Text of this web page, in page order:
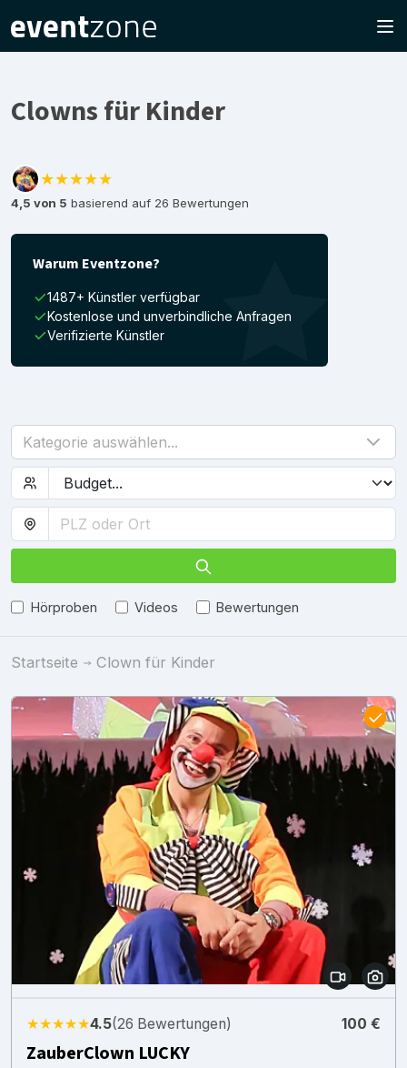
Clowns für Kinder
★★★★★
4,5 von 5 basierend auf 26 Bewertungen
Warum Eventzone?
1487+ Künstler verfügbar
Kostenlose und unverbindliche Anfragen
Verifizierte Künstler
Kategorie auswählen...
Hörproben Videos Bewertungen
Startseite Clown für Kinder
★★★★★4.5(26 Bewertungen) 100 €
ZauberClown LUCKY